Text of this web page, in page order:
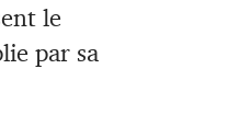
le
par sa